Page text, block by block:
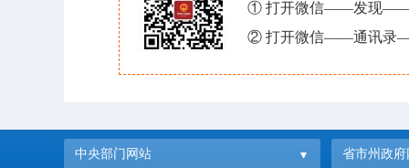
① 打开微信——发现——
② 打开微信——通讯录
中央部门网站 省市州政府